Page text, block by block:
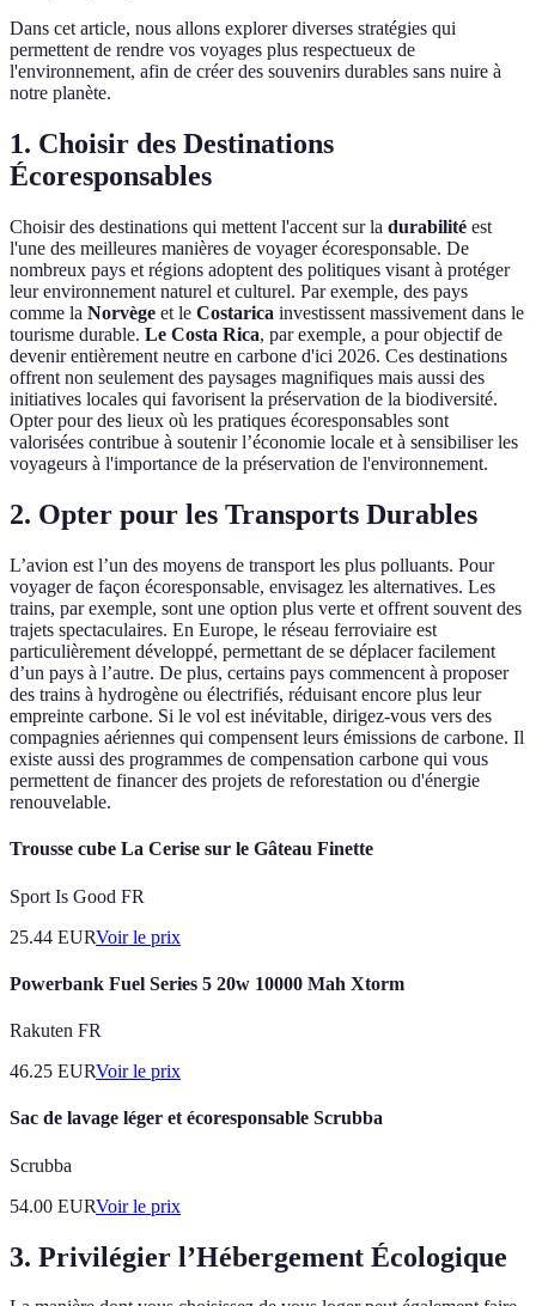
Dans cet article, nous allons explorer diverses stratégies qui
permettent de rendre vos voyages plus respectueux de
l'environnement, afin de créer des souvenirs durables sans nuire à
notre planète.
1. Choisir des Destinations
Écoresponsables
Choisir des destinations qui mettent l'accent sur la durabilité est
l'une des meilleures manières de voyager écoresponsable. De
nombreux pays et régions adoptent des politiques visant à protéger
leur environnement naturel et culturel. Par exemple, des pays
comme la Norvège et le Costarica investissent massivement dans le
tourisme durable. Le Costa Rica, par exemple, a pour objectif de
devenir entièrement neutre en carbone d'ici 2026. Ces destinations
offrent non seulement des paysages magnifiques mais aussi des
initiatives locales qui favorisent la préservation de la biodiversité.
Opter pour des lieux où les pratiques écoresponsables sont
valorisées contribue à soutenir l’économie locale et à sensibiliser les
voyageurs à l'importance de la préservation de l'environnement.
2. Opter pour les Transports Durables
L’avion est l’un des moyens de transport les plus polluants. Pour
voyager de façon écoresponsable, envisagez les alternatives. Les
trains, par exemple, sont une option plus verte et offrent souvent des
trajets spectaculaires. En Europe, le réseau ferroviaire est
particulièrement développé, permettant de se déplacer facilement
d’un pays à l’autre. De plus, certains pays commencent à proposer
des trains à hydrogène ou électrifiés, réduisant encore plus leur
empreinte carbone. Si le vol est inévitable, dirigez-vous vers des
compagnies aériennes qui compensent leurs émissions de carbone. Il
existe aussi des programmes de compensation carbone qui vous
permettent de financer des projets de reforestation ou d'énergie
renouvelable.
Trousse cube La Cerise sur le Gâteau Finette
Sport Is Good FR
25.44 EURVoir le prix
Powerbank Fuel Series 5 20w 10000 Mah Xtorm
Rakuten FR
46.25 EURVoir le prix
Sac de lavage léger et écoresponsable Scrubba
Scrubba
54.00 EURVoir le prix
3. Privilégier l’Hébergement Écologique